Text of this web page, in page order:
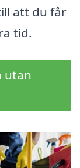
att du får
tid.
utan